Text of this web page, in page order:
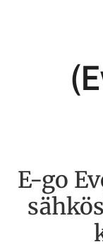
E-go